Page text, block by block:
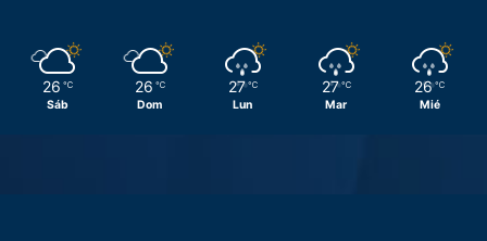
26 ℃
Sáb
26 ℃
Dom
27 ℃
Lun
27 ℃
Mar
26 ℃
Mié